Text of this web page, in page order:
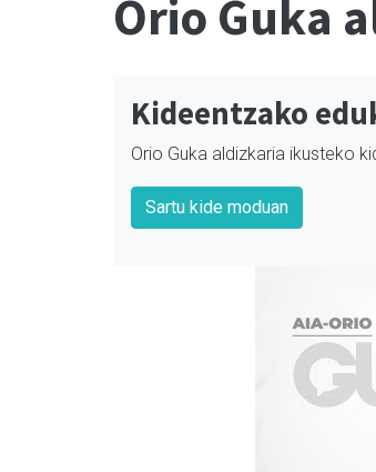
Orio Guka
Kideentzako
Orio Guka aldizkaria ikusteko
Sartu kide moduan